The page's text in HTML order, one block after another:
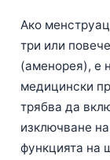
Ако
три или
(аменорея), е
медицински
трябва да
изключване
функцията на
Català
Қазақ
Suomi
Hrvatski